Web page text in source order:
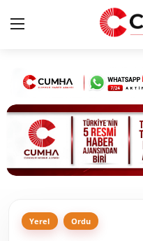
Kurumsal
Cumhurbaşkanlığı
Bakanlıklar
Siyasi Partiler
Yerel Ordu